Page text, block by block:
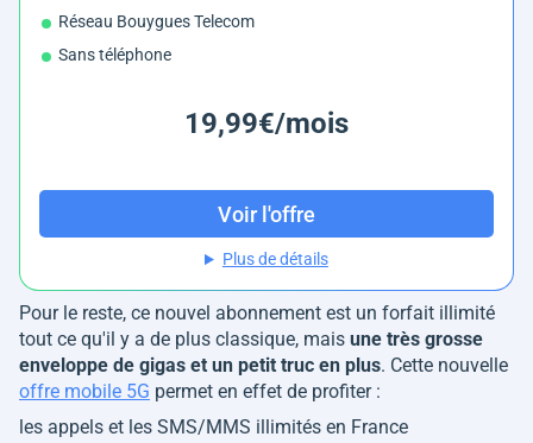
Réseau Bouygues Telecom
Sans téléphone
19,99€/mois
Voir l'offre
Plus de détails
Pour le reste, ce nouvel abonnement est un forfait illimité
tout ce qu'il y a de plus classique, mais une très grosse
enveloppe de gigas et un petit truc en plus. Cette nouvelle
offre mobile 5G permet en effet de profiter :
les appels et les SMS/MMS illimités en France